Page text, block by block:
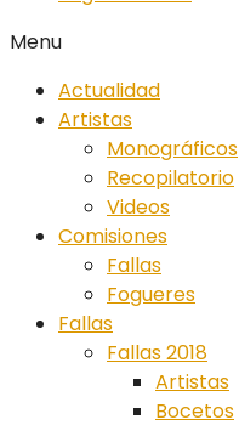
Menu
Actualidad
Artistas
Monográficos
Recopilatorio
Videos
Comisiones
Fallas
Fogueres
Fallas
Fallas 2018
Artistas
Bocetos